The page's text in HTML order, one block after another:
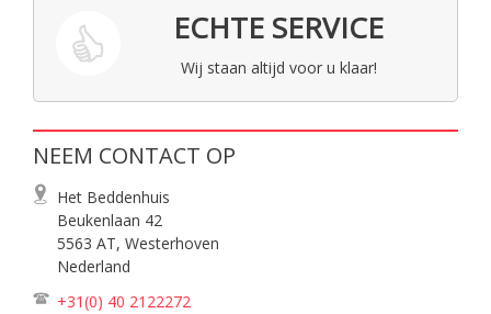
ECHTE SERVICE
Wij staan altijd voor u klaar!
NEEM CONTACT OP
Het Beddenhuis
Beukenlaan 42
5563 AT, Westerhoven
Nederland
+31(0) 40 2122272